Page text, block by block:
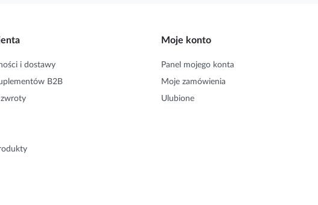
i dostawy
B2B
zwroty
Moje konto
Panel mojego konta
Moje zamówienia
Ulubione